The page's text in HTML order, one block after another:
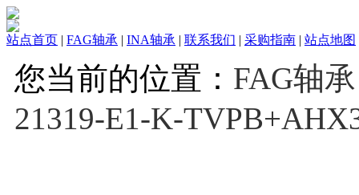
站点首页 | FAG轴承 | INA轴承 | 联系我们 | 采购指南 | 站点地图
您当前的位置： FAG轴承
21319-E1-K-